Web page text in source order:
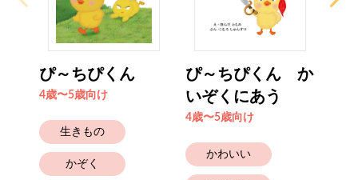
ぴ～ちぴくん
4歳〜5歳向け
生きもの
かぞく
ぴ～ちぴくん か
いぞくにあう
4歳〜5歳向け
かわいい